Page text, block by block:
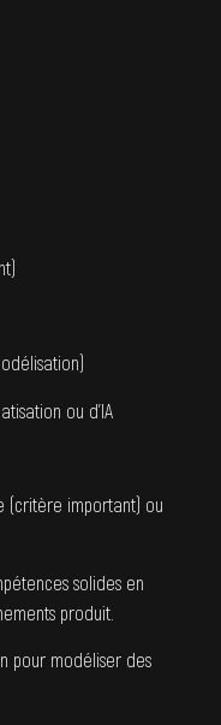
ou d’IA
(critère important) ou
solides en
produit.
pour modéliser des